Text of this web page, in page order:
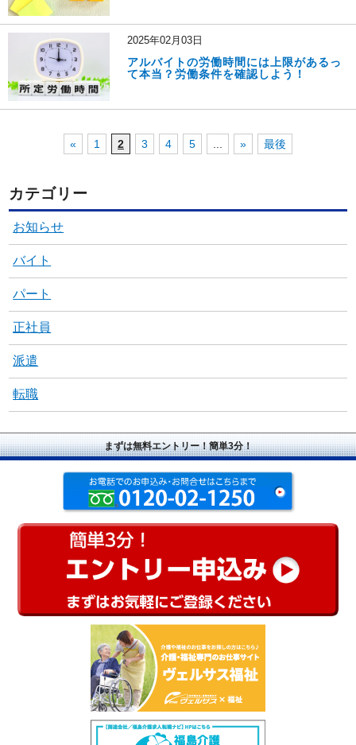
2025年02月03日
アルバイトの労働時間には上限があるっ
て本当？労働条件を確認しよう！
« 1 2 3 4 5 » 最後
カテゴリー
お知らせ
バイト
パート
正社員
派遣
転職
まずは無料エントリー！簡単3分！